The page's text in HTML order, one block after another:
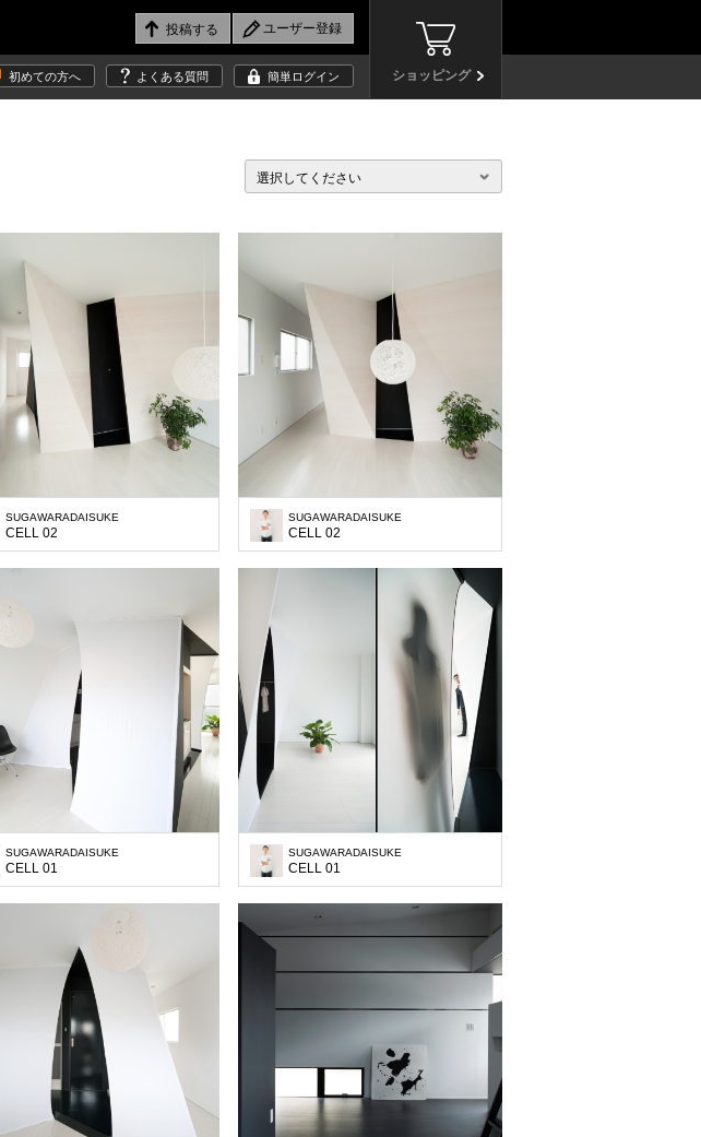
ショッピング
初めての方へ よくある質問 簡単ログイン
選択してください
SUGAWARADAISUKE
CELL 02
SUGAWARADAISUKE
CELL 02
SUGAWARADAISUKE
CELL 01
SUGAWARADAISUKE
CELL 01